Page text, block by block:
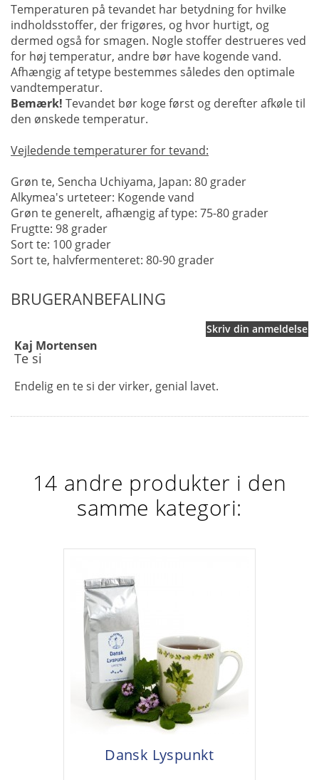
Temperaturen på tevandet har betydning for hvilke
indholdsstoffer, der frigøres, og hvor hurtigt, og
dermed også for smagen. Nogle stoffer destrueres ved
for høj temperatur, andre bør have kogende vand.
Afhængig af tetype bestemmes således den optimale
vandtemperatur.
Bemærk! Tevandet bør koge først og derefter afkøle til
den ønskede temperatur.
Vejledende temperaturer for tevand:
Grøn te, Sencha Uchiyama, Japan: 80 grader
Alkymea's urteteer: Kogende vand
Grøn te generelt, afhængig af type: 75-80 grader
Frugtte: 98 grader
Sort te: 100 grader
Sort te, halvfermenteret: 80-90 grader
BRUGERANBEFALING
Skriv din anmeldelse
Kaj Mortensen
Te si
Endelig en te si der virker, genial lavet.
14 andre produkter i den
samme kategori:
Dansk Lyspunkt